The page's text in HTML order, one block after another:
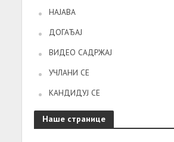
НАЈАВА
ДОГАЂАЈ
ВИДЕО САДРЖАЈ
УЧЛАНИ СЕ
КАНДИДУЈ СЕ
Наше странице